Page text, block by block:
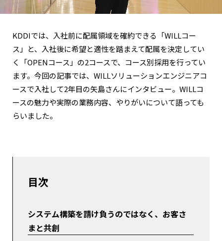
KDDIでは、入社前に配属領域を確約できる「WILLコー
ス」と、入社後に希望と適性を踏まえて配属を決定してい
く「OPENコース」の2コースで、コース別採用を行ってい
ます。今回の記事では、WILLソリューションエンジニアコ
ースで入社して2年目の矢島さんにインタビュー。WILLコ
ースの魅力や実際の業務内容、やりがいについて語っても
らいました。
目次
システム構築を請け負うのではなく、お客さ
まと共創